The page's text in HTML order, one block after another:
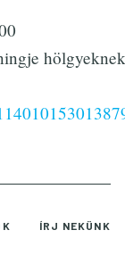
ÍRJ NEKÜNK